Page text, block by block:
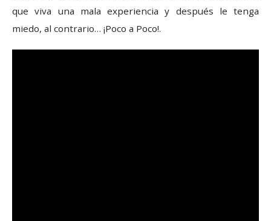
que viva una mala experiencia y después le tenga
miedo, al contrario… ¡Poco a Poco!.